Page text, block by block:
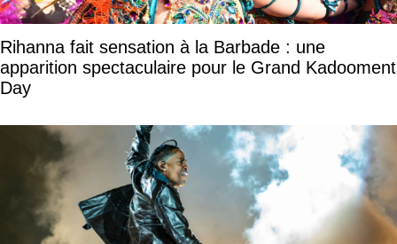
Rihanna fait sensation à la Barbade : une
apparition spectaculaire pour le Grand Kadooment
Day